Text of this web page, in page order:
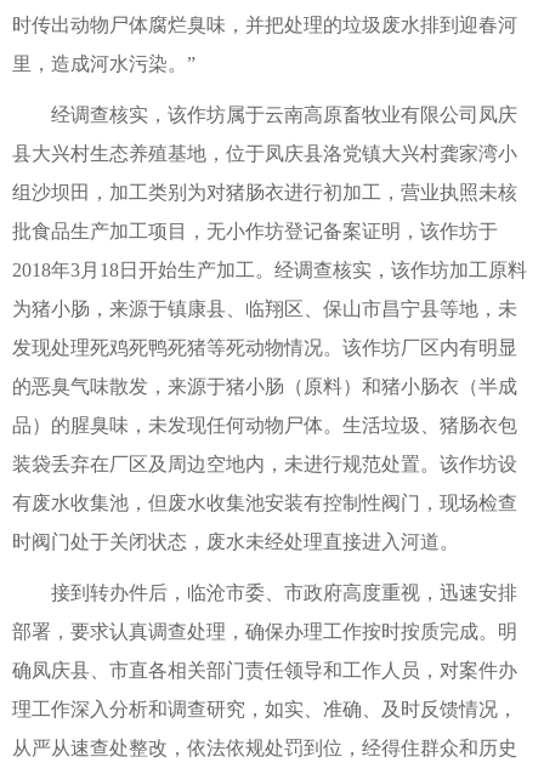
时传出动物尸体腐烂臭味，并把处理的垃圾废水排到迎春河
里，造成河水污染。”
经调查核实，该作坊属于云南高原畜牧业有限公司凤庆
县大兴村生态养殖基地，位于凤庆县洛党镇大兴村龚家湾小
组沙坝田，加工类别为对猪肠衣进行初加工，营业执照未核
批食品生产加工项目，无小作坊登记备案证明，该作坊于
2018年3月18日开始生产加工。经调查核实，该作坊加工原料
为猪小肠，来源于镇康县、临翔区、保山市昌宁县等地，未
发现处理死鸡死鸭死猪等死动物情况。该作坊厂区内有明显
的恶臭气味散发，来源于猪小肠（原料）和猪小肠衣（半成
品）的腥臭味，未发现任何动物尸体。生活垃圾、猪肠衣包
装袋丢弃在厂区及周边空地内，未进行规范处置。该作坊设
有废水收集池，但废水收集池安装有控制性阀门，现场检查
时阀门处于关闭状态，废水未经处理直接进入河道。
接到转办件后，临沧市委、市政府高度重视，迅速安排
部署，要求认真调查处理，确保办理工作按时按质完成。明
确凤庆县、市直各相关部门责任领导和工作人员，对案件办
理工作深入分析和调查研究，如实、准确、及时反馈情况，
从严从速查处整改，依法依规处罚到位，经得住群众和历史